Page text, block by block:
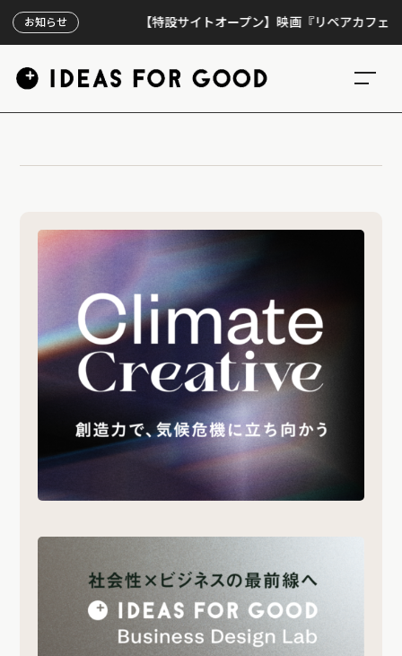
お知らせ 【特設サイトオープン】映画『リペアカフェ』、